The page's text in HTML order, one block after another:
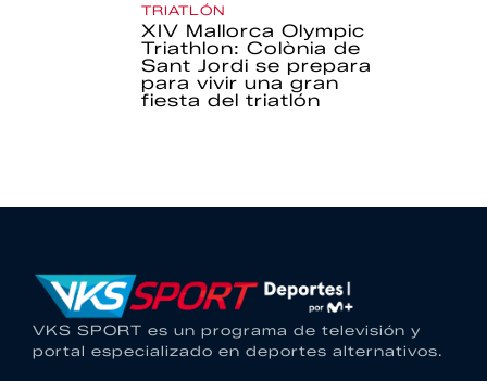
TRIATLÓN
XIV Mallorca Olympic
Triathlon: Colònia de
Sant Jordi se prepara
para vivir una gran
fiesta del triatlón
VKS SPORT es un programa de televisión y
portal especializado en deportes alternativos.